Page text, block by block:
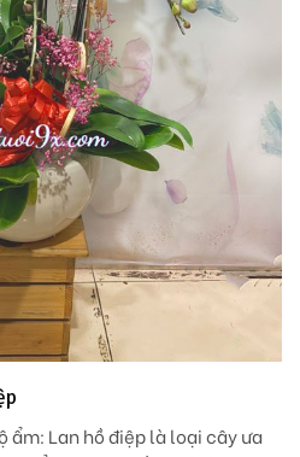
ẩm: Lan hồ điệp là loại cây ưa